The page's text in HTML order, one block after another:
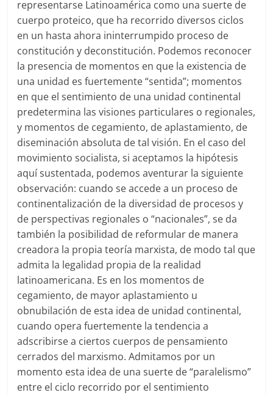
representarse Latinoamérica como una suerte de
cuerpo proteico, que ha recorrido diversos ciclos
en un hasta ahora ininterrumpido proceso de
constitución y deconstitución. Podemos reconocer
la presencia de momentos en que la existencia de
una unidad es fuertemente “sentida”; momentos
en que el sentimiento de una unidad continental
predetermina las visiones particulares o regionales,
y momentos de cegamiento, de aplastamiento, de
diseminación absoluta de tal visión. En el caso del
movimiento socialista, si aceptamos la hipótesis
aquí sustentada, podemos aventurar la siguiente
observación: cuando se accede a un proceso de
continentalización de la diversidad de procesos y
de perspectivas regionales o “nacionales”, se da
también la posibilidad de reformular de manera
creadora la propia teoría marxista, de modo tal que
admita la legalidad propia de la realidad
latinoamericana. Es en los momentos de
cegamiento, de mayor aplastamiento u
obnubilación de esta idea de unidad continental,
cuando opera fuertemente la tendencia a
adscribirse a ciertos cuerpos de pensamiento
cerrados del marxismo. Admitamos por un
momento esta idea de una suerte de “paralelismo”
entre el ciclo recorrido por el sentimiento